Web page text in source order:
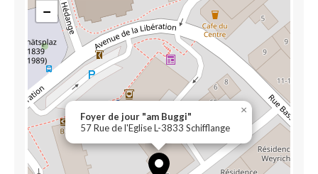
Foyer de jour "am Buggi"
57 Rue de l'Eglise L-3833 Schifflange
×
−